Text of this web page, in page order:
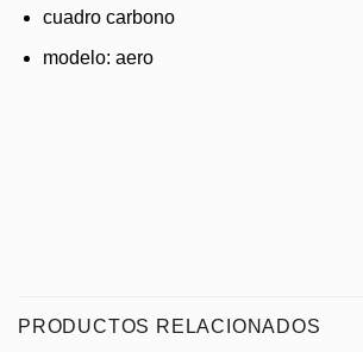
cuadro carbono
modelo: aero
PRODUCTOS RELACIONADOS